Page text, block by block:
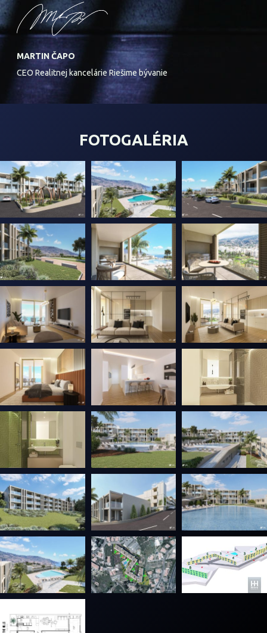
MARTIN ČAPO
CEO Realitnej kancelárie Riešime bývanie
FOTOGALÉRIA